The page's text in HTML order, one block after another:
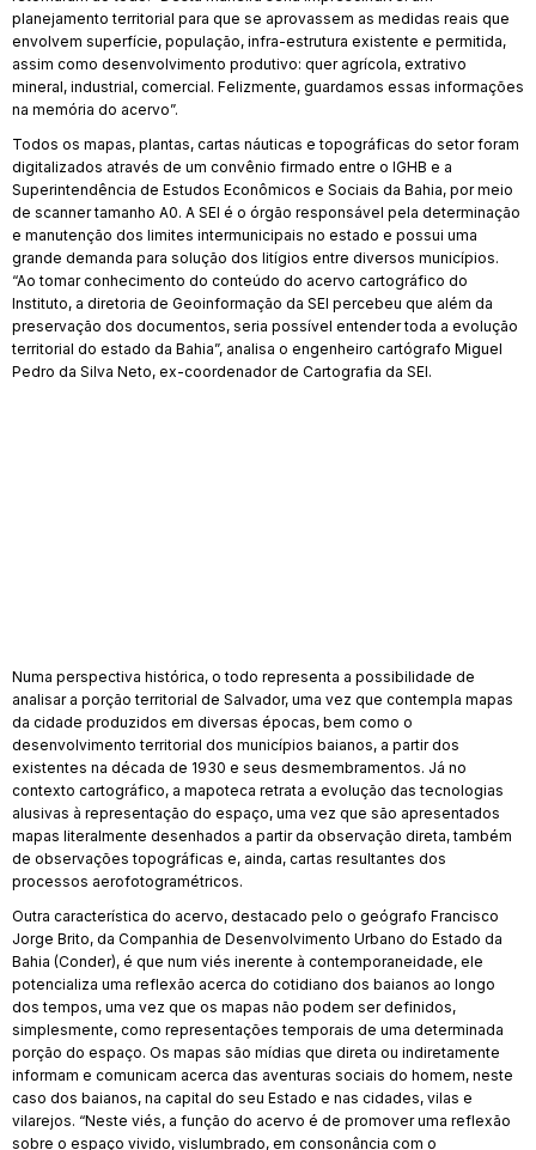
planejamento territorial para que se aprovassem as medidas reais que
envolvem superfície, população, infra-estrutura existente e permitida,
assim como desenvolvimento produtivo: quer agrícola, extrativo
mineral, industrial, comercial. Felizmente, guardamos essas informações
na memória do acervo”.
Todos os mapas, plantas, cartas náuticas e topográficas do setor foram
digitalizados através de um convênio firmado entre o IGHB e a
Superintendência de Estudos Econômicos e Sociais da Bahia, por meio
de scanner tamanho A0. A SEI é o órgão responsável pela determinação
e manutenção dos limites intermunicipais no estado e possui uma
grande demanda para solução dos litígios entre diversos municípios.
“Ao tomar conhecimento do conteúdo do acervo cartográfico do
Instituto, a diretoria de Geoinformação da SEI percebeu que além da
preservação dos documentos, seria possível entender toda a evolução
territorial do estado da Bahia”, analisa o engenheiro cartógrafo Miguel
Pedro da Silva Neto, ex-coordenador de Cartografia da SEI.
Numa perspectiva histórica, o todo representa a possibilidade de
analisar a porção territorial de Salvador, uma vez que contempla mapas
da cidade produzidos em diversas épocas, bem como o
desenvolvimento territorial dos municípios baianos, a partir dos
existentes na década de 1930 e seus desmembramentos. Já no
contexto cartográfico, a mapoteca retrata a evolução das tecnologias
alusivas à representação do espaço, uma vez que são apresentados
mapas literalmente desenhados a partir da observação direta, também
de observações topográficas e, ainda, cartas resultantes dos
processos aerofotogramétricos.
Outra característica do acervo, destacado pelo o geógrafo Francisco
Jorge Brito, da Companhia de Desenvolvimento Urbano do Estado da
Bahia (Conder), é que num viés inerente à contemporaneidade, ele
potencializa uma reflexão acerca do cotidiano dos baianos ao longo
dos tempos, uma vez que os mapas não podem ser definidos,
simplesmente, como representações temporais de uma determinada
porção do espaço. Os mapas são mídias que direta ou indiretamente
informam e comunicam acerca das aventuras sociais do homem, neste
caso dos baianos, na capital do seu Estado e nas cidades, vilas e
vilarejos. “Neste viés, a função do acervo é de promover uma reflexão
sobre o espaço vivido, vislumbrado, em consonância com o